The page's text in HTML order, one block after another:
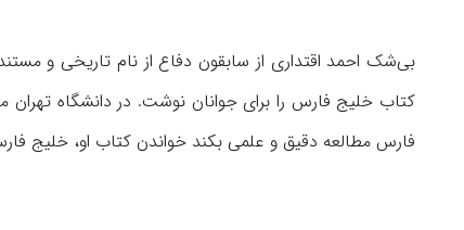
کتاب خلیج فارس را برای جوانان نوشت. در دانشگاه
فارس مطالعه دقیق و علمی بکند خواندن کتاب او، خلیج